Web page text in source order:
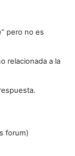
pero no es
relacionada a la
forum)